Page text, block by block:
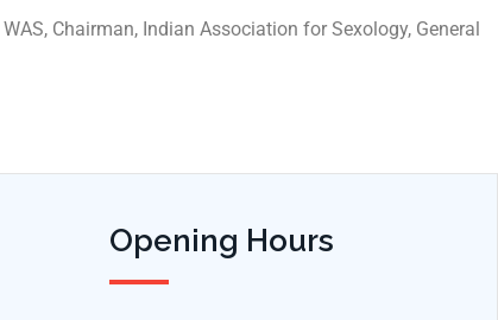
Chairman, Indian Association for Sexology, General
Opening Hours